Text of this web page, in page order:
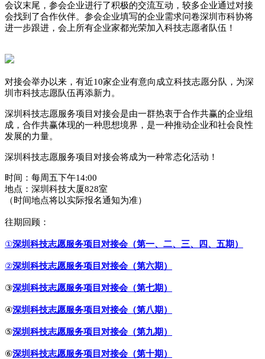
会议末尾，参会企业进行了积极的交流互动，较多企业通过对接
会找到了合作伙伴。参会企业填写的企业需求问卷深圳市科协将
进一步跟进，会上所有企业家都光荣加入科技志愿者队伍！
对接会举办以来，有近10家企业有意向成立科技志愿分队，为深
圳市科技志愿队伍再添新力。
深圳科技志愿服务项目对接会是由一群热衷于合作共赢的企业组
成，合作共赢体现的一种思想境界，是一种推动企业和社会良性
发展的力量。
深圳科技志愿服务项目对接会将成为一种常态化活动！
时间：每周五下午14:00
地点：深圳科技大厦828室
（时间地点将以实际报名通知为准）
往期回顾：
①深圳科技志愿服务项目对接会（第一、二、三、四、五期）
②深圳科技志愿服务项目对接会（第六期）
③深圳科技志愿服务项目对接会（第七期）
④深圳科技志愿服务项目对接会（第八期）
⑤深圳科技志愿服务项目对接会（第九期）
⑥深圳科技志愿服务项目对接会（第十期）